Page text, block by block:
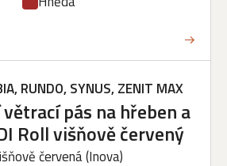
RUNDO, SYNUS, ZENIT MAX
pás na hřeben a
Roll višňově červený
červená(Inova)